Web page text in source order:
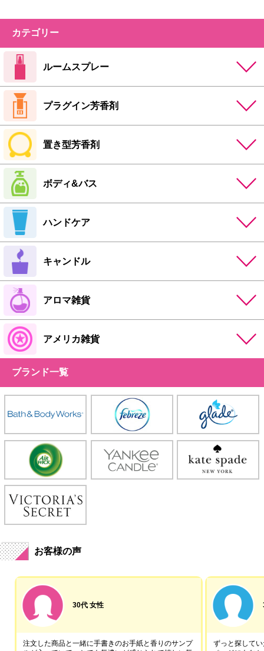
カテゴリー
ルームスプレー
プラグイン芳香剤
置き型芳香剤
ボディ&バス
ハンドケア
キャンドル
アロマ雑貨
アメリカ雑貨
ブランド一覧
お客様の声
30代 女性
注文した商品と一緒に手書きのお手紙と香りのサンプ
ずっと探して